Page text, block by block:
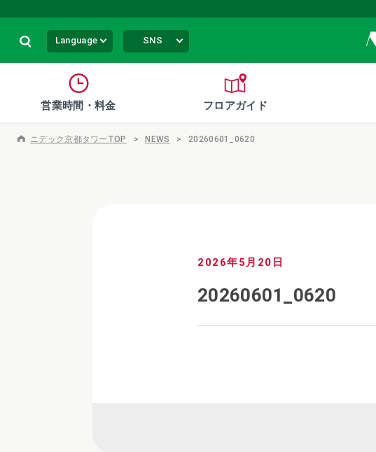
Language SNS
営業時間・料金 フロアガイド
ニデック京都タワーTOP NEWS 20260601_0620
2026年5月20日
20260601_0620